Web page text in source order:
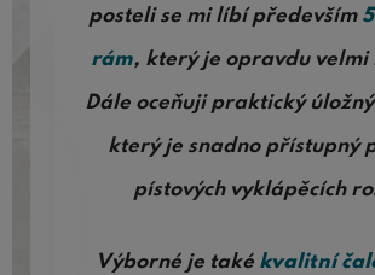
posteli se mi líbí především
rám, který je opravdu velmi
Dále oceňuji praktický
který je snadno přístupný
pístových vyklápěcích
Výborné je také kvalitní